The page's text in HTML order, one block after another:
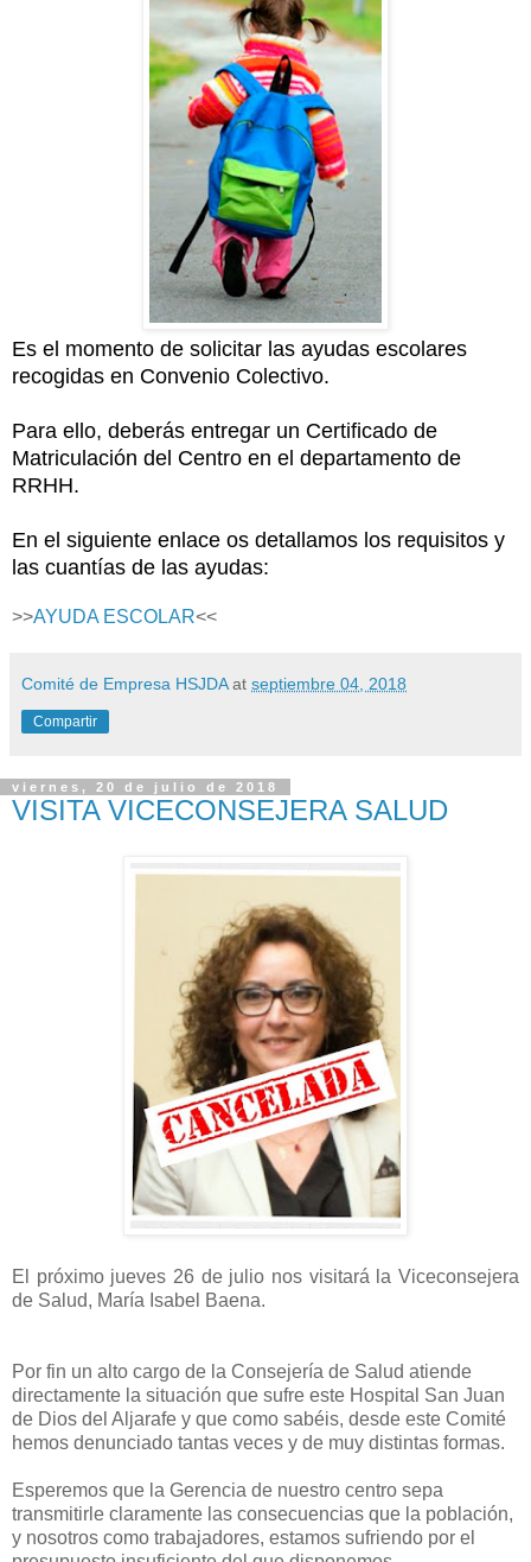
Es el momento de solicitar las ayudas escolares
recogidas en Convenio Colectivo.
Para ello, deberás entregar un Certificado de
Matriculación del Centro en el departamento de
RRHH.
En el siguiente enlace os detallamos los requisitos y
las cuantías de las ayudas:
>>AYUDA ESCOLAR<<
Comité de Empresa HSJDA at septiembre 04, 2018
Compartir
viernes, 20 de julio de 2018
VISITA VICECONSEJERA SALUD
El próximo jueves 26 de julio nos visitará la Viceconsejera
de Salud, María Isabel Baena.
Por fin un alto cargo de la Consejería de Salud atiende
directamente la situación que sufre este Hospital San Juan
de Dios del Aljarafe y que como sabéis, desde este Comité
hemos denunciado tantas veces y de muy distintas formas.
Esperemos que la Gerencia de nuestro centro sepa
transmitirle claramente las consecuencias que la población,
y nosotros como trabajadores, estamos sufriendo por el